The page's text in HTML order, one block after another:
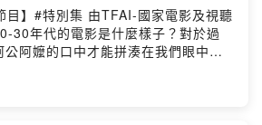
watch?v=efNJNkyZ56s浩
plungonfamily/曹雅
oliviarougejaloux/蕭煌
rickyhsiaoofficial/＿＿
：
目】#特別集 由TFAI-國家電影及視聽
30年代的電影是什麼樣子？對於過
阿嬤的口中才能拼湊在我們眼中看
往日時光能以影像在眼前播放，看